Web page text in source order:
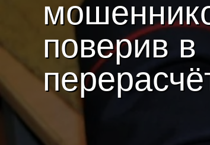
поверив в